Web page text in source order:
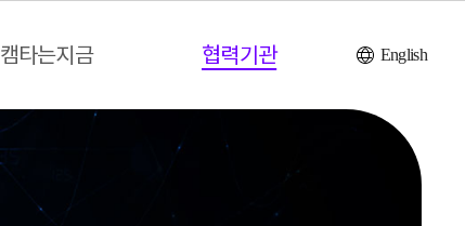
캠타는지금 협력기관 English